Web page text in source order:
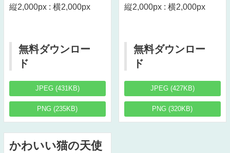
縦2,000px : 横2,000px
無料ダウンロー
ド
JPEG (431KB)
PNG (235KB)
縦2,000px : 横2,000px
無料ダウンロー
ド
JPEG (427KB)
PNG (320KB)
かわいい猫の天使